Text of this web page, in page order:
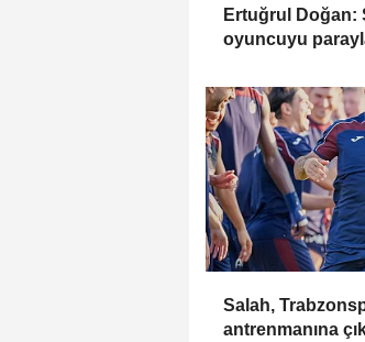
Ertuğrul Doğan:
oyuncuyu
Salah,
antrenmanına